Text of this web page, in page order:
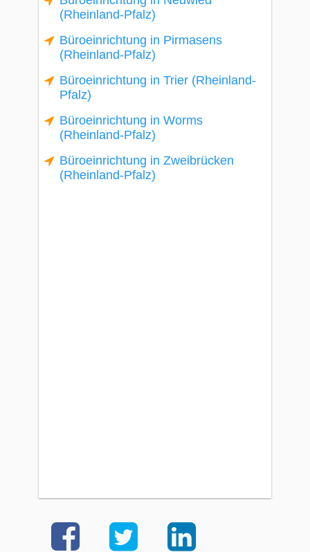
(Rheinland-Pfalz)
Büroeinrichtung in Pirmasens
(Rheinland-Pfalz)
Büroeinrichtung in Trier (Rheinland-
Pfalz)
Büroeinrichtung in Worms
(Rheinland-Pfalz)
Büroeinrichtung in Zweibrücken
(Rheinland-Pfalz)